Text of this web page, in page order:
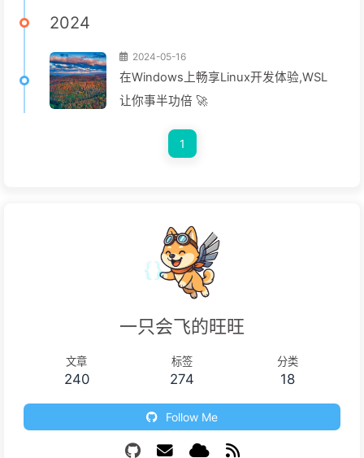
2024
2024-05-16
在Windows上畅享Linux开发体验,WSL
让你事半功倍 🚀
1
一只会飞的旺旺
文章
240
标签
274
分类
18
Follow Me